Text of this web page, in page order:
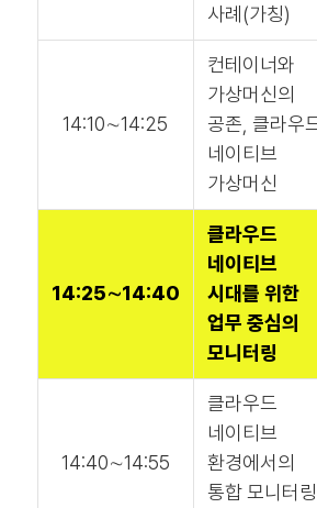
사례(가칭)
14:10∼14:25
컨테이너와
가상머신의
공존, 클라우
네이티브
가상머신
14:25∼14:40
클라우드
네이티브
시대를 위한
업무 중심의
모니터링
14:40∼14:55
클라우드
네이티브
환경에서의
통합 모니터링